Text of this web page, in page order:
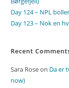
Day 124 – NPL
Day 123 – Nok en
Recent
Sara Roseon Da er
now)